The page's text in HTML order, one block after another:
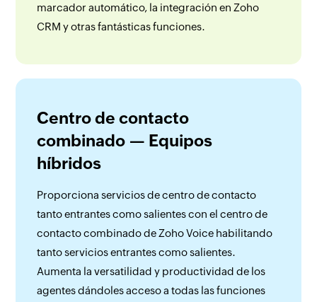
marcador automático, la integración en Zoho
CRM y otras fantásticas funciones.
Centro de contacto
combinado — Equipos
híbridos
Proporciona servicios de centro de contacto
tanto entrantes como salientes con el centro de
contacto combinado de Zoho Voice habilitando
tanto servicios entrantes como salientes.
Aumenta la versatilidad y productividad de los
agentes dándoles acceso a todas las funciones